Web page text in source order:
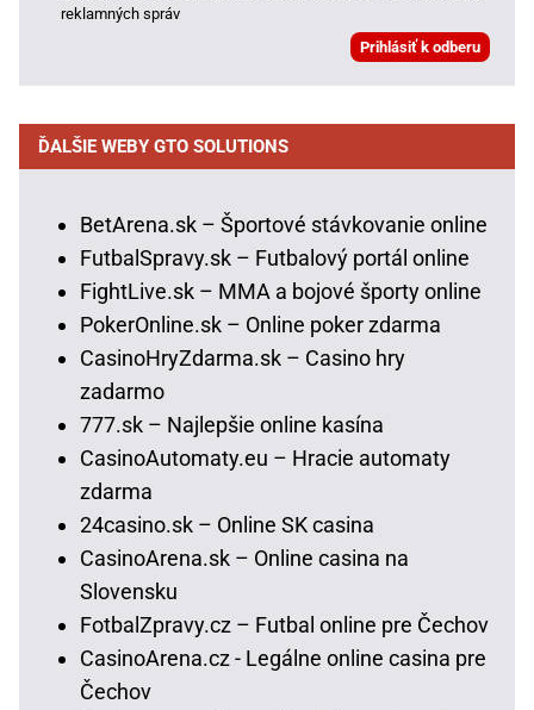
reklamných správ
ĎALŠIE WEBY GTO SOLUTIONS
BetArena.sk – Športové stávkovanie online
FutbalSpravy.sk – Futbalový portál online
FightLive.sk – MMA a bojové športy online
PokerOnline.sk – Online poker zdarma
CasinoHryZdarma.sk – Casino hry
zadarmo
777.sk – Najlepšie online kasína
CasinoAutomaty.eu – Hracie automaty
zdarma
24casino.sk – Online SK casina
CasinoArena.sk – Online casina na
Slovensku
FotbalZpravy.cz – Futbal online pre Čechov
CasinoArena.cz - Legálne online casina pre
Čechov